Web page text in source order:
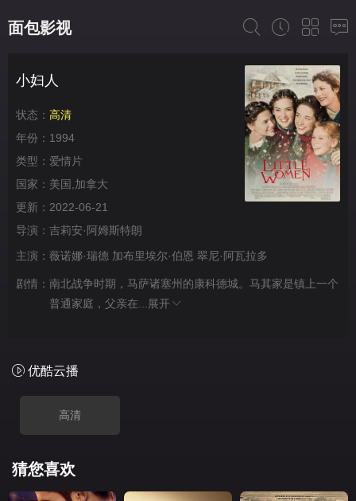
面包影视
小妇人
状态： 高清
年份： 1994
类型： 爱情片
国家： 美国,加拿大
更新： 2022-06-21
导演： 吉莉安·阿姆斯特朗
主演： 薇诺娜·瑞德 加布里埃尔·伯恩 翠尼·阿瓦拉多
剧情： 南北战争时期，马萨诸塞州的康科德城。马其家是镇上一个
普通家庭，父亲在...
展开
优酷云播
高清
猜您喜欢